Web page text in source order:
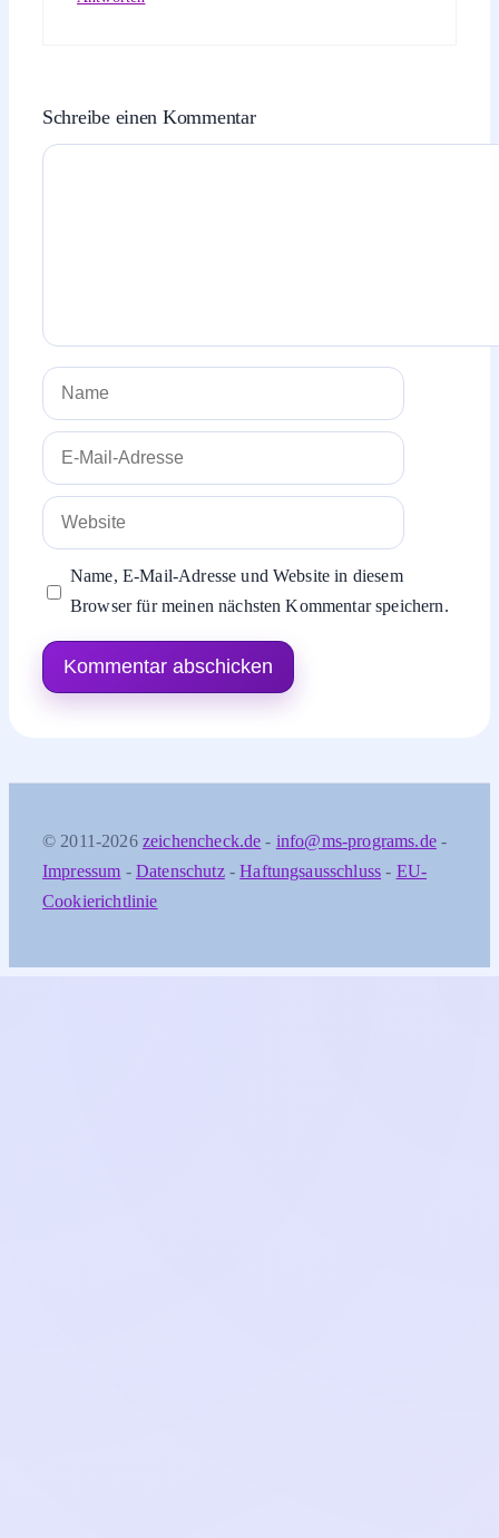
Schreibe einen Kommentar
Kommentar
Name
E-
Mail-
Adresse
Website
Name, E-Mail-Adresse und Website in diesem
Browser für meinen nächsten Kommentar speichern.
© 2011-2026 zeichencheck.de - info@ms-programs.de-
Impressum - Datenschutz-Haftungsausschluss - EU-
Cookierichtlinie